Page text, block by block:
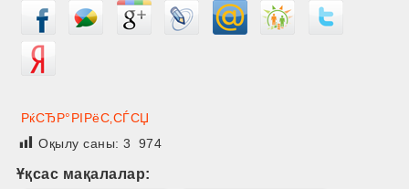
РќСЂР°РІРёС‚СЃСЏ
Оқылу саны:3 974
Ұқсас мақалалар: